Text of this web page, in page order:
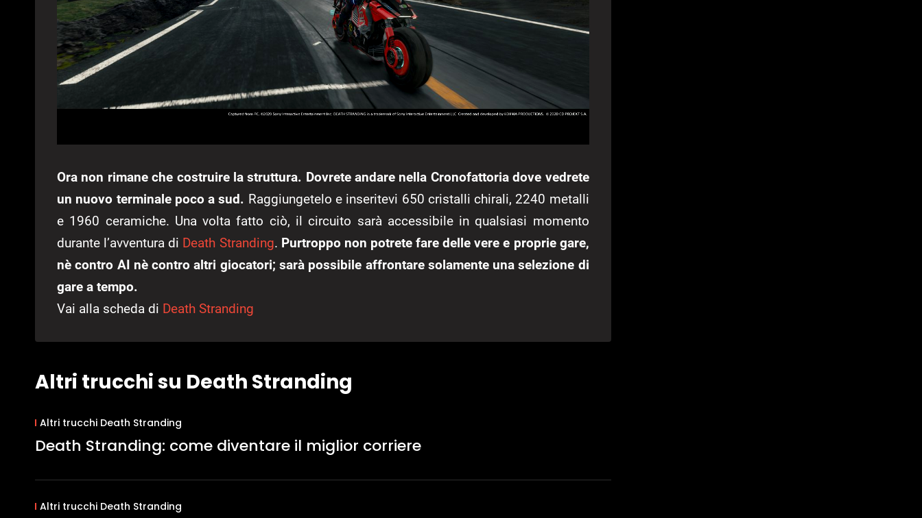
Ora non rimane che costruire la struttura. Dovrete andare nella Cronofattoria dove vedrete
un nuovo terminale poco a sud. Raggiungetelo e inseritevi 650 cristalli chirali, 2240 metalli
e 1960 ceramiche. Una volta fatto ciò, il circuito sarà accessibile in qualsiasi momento
durante l’avventura di Death Stranding. Purtroppo non potrete fare delle vere e proprie gare,
nè contro AI nè contro altri giocatori; sarà possibile affrontare solamente una selezione di
gare a tempo.
Vai alla scheda di Death Stranding
Altri trucchi su Death Stranding
Altri trucchi Death Stranding
Death Stranding: come diventare il miglior corriere
Altri trucchi Death Stranding